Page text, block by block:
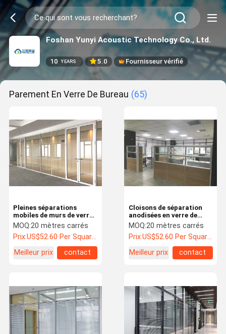
Foshan Yunyi Acoustic Technology Co., Ltd.
10 YEARS 5.0 Fournisseur vérifié
Parement En Verre De Bureau (65)
Pleines séparations
mobiles de murs de verre
de taille avec l'épaisseur
en verre de 10mm
MOQ:20 mètres carrés
Prix:US$52.60 Per Square Meter
Meilleur prix
contact
Cloisons de séparation
anodisées en verre de
bureau de cadre, demi
séparation en verre de
taille
MOQ:20 mètres carrés
Prix:US$52.60 Per Square Meter
Meilleur prix
contact